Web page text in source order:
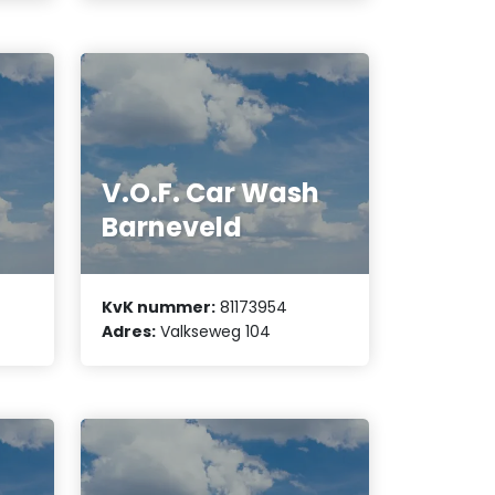
V.O.F. Car Wash
Barneveld
KvK nummer: 81173954
Adres: Valkseweg 104